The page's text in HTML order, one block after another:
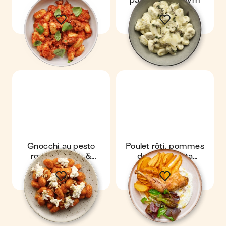
Gnocchi au pesto
rouge, chèvre &
pignons
Poulet rôti, pommes
de terre & feta
fouettée